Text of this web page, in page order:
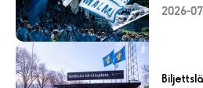
2026-